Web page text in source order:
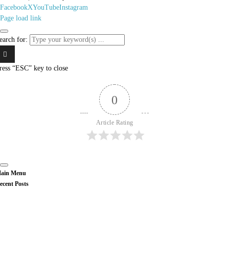
FacebookXYouTubeInstagram
Page load link
for:
“ESC” key to close
0
Article Rating
Menu
Posts